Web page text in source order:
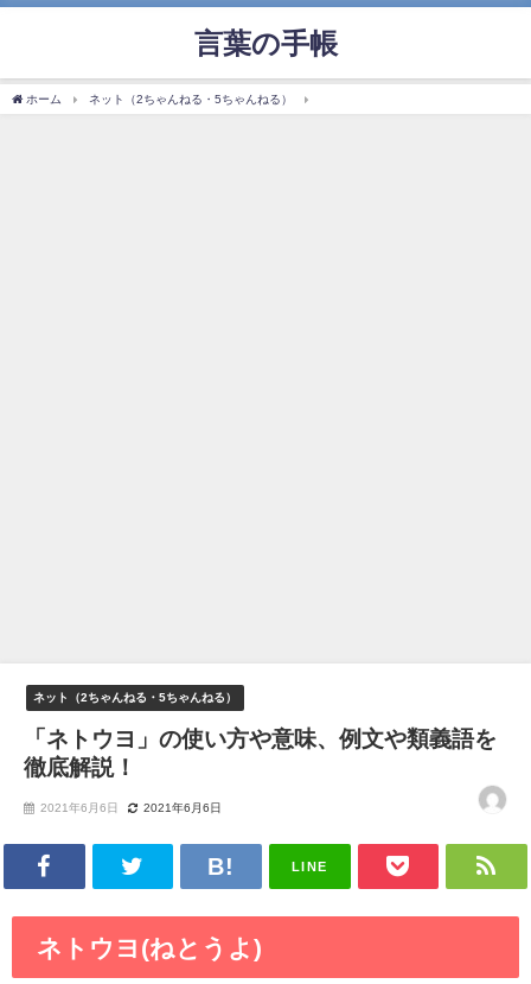
言葉の手帳
ホーム ネット（2ちゃんねる・5ちゃんねる）
ネット（2ちゃんねる・5ちゃんねる）
「ネトウヨ」の使い方や意味、例文や類義語を
徹底解説！
2021年6月6日 2021年6月6日
LINE
ネトウヨ(ねとうよ)